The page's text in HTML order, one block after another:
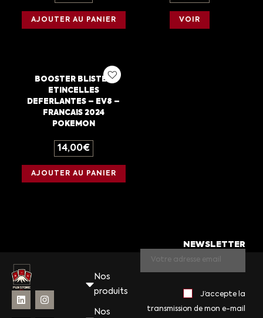
AJOUTER AU PANIER VOIR
BOOSTER BLISTER
ETINCELLES
DEFERLANTES – EV8 –
FRANCAIS 2024
POKEMON
14,00€
AJOUTER AU PANIER
Nos
produits
Nos
NEWSLETTER
J’accepte la
transmission de mon e-mail